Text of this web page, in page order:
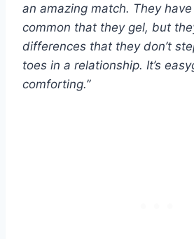
an amazing match. They
common that they gel, but
differences that they don’t
toes in a relationship. It’s
comforting.”